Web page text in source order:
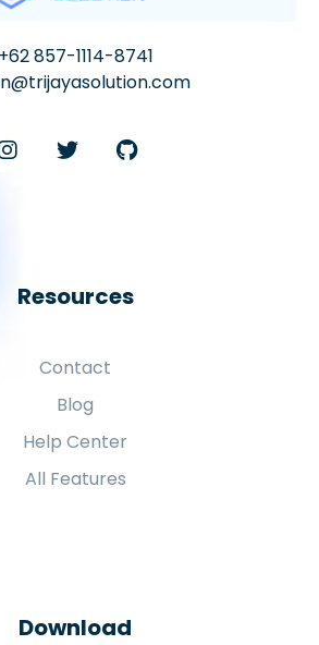
+62 857-1114-8741
Resources
Contact
Blog
Help Center
All Features
Download